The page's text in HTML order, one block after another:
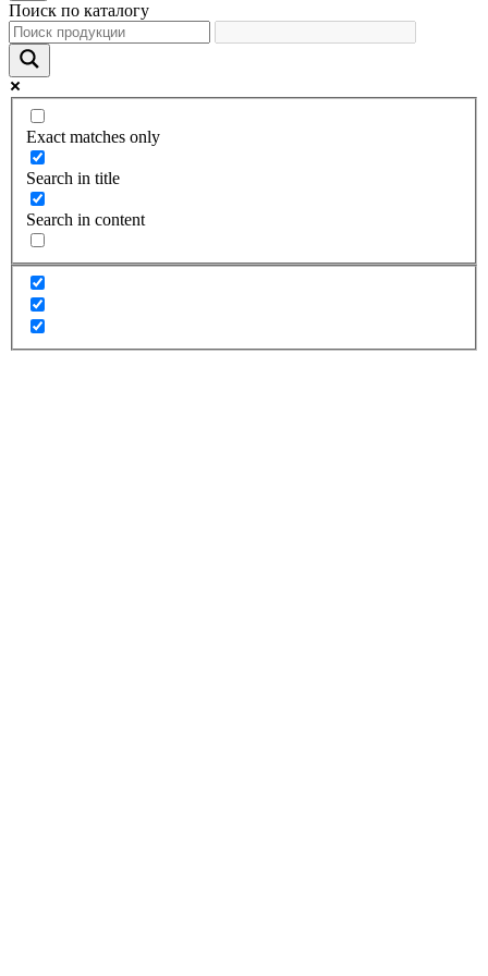
Поиск по каталогу
Exact matches only
Search in title
Search in content